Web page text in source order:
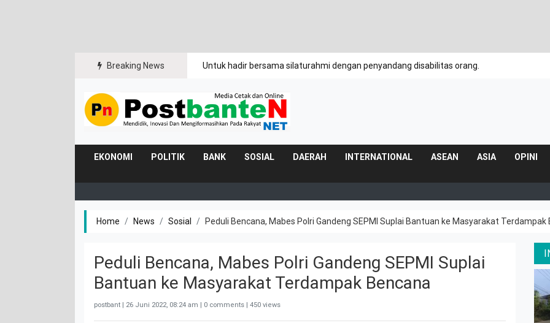
Breaking News Untuk hadir bersama silaturahmi dengan penyandang disabilitas orang.
EKONOMI POLITIK BANK SOSIAL DAERAH INTERNATIONAL ASEAN ASIA OPINI
Home News Sosial Peduli Bencana, Mabes Polri Gandeng SEPMI Suplai Bantuan ke Masyarakat Terdampak
Peduli Bencana, Mabes Polri Gandeng SEPMI Suplai
Bantuan ke Masyarakat Terdampak Bencana
postbant | 26 Juni 2022, 08:24 am | 0 comments | 450 views